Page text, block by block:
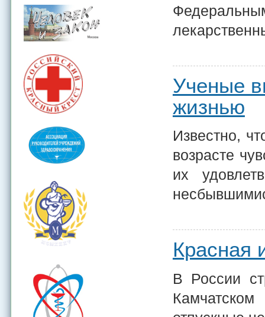
Ученые
жизнью
Известно,
возрасте
их
Красная
В России